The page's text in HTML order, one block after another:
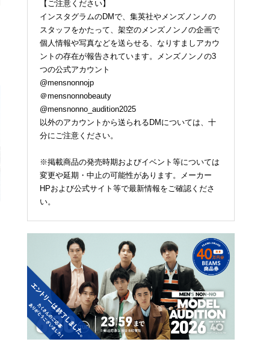
【ご注意ください】
インスタグラムのDMで、集英社やメンズノンノの
スタッフをかたって、架空のメンズノンノの企画で
個人情報や写真などを送らせる、なりすましアカウ
ントの存在が報告されています。メンズノンノの3
つの公式アカウント
@mensnonnojp
＠mensnonnobeauty
@mensnonno_audition2025
以外のアカウントから送られるDMについては、十
分にご注意ください。
※掲載商品の発売時期およびイベント等については
変更や延期・中止の可能性があります。メーカー
HPおよび公式サイト等で最新情報をご確認くださ
い。